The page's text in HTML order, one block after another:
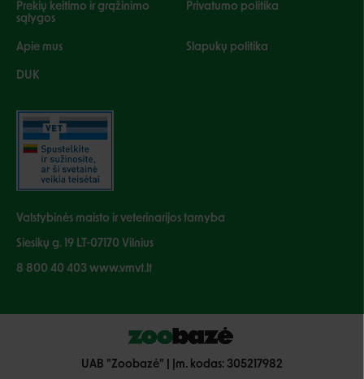
Prekių keitimo ir grąžinimo
sąlygos
Privatumo politika
Apie mus Slapukų politika
DUK
Valstybinės maisto ir veterinarijos tarnyba
Siesikų g. 19 LT-07170 Vilnius
8 800 40 403 www.vmvt.lt
UAB "Zoobazė" | Įm. kodas: 305217982